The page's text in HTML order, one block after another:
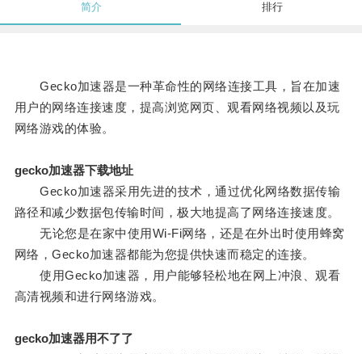
简介 排行
Gecko加速器是一种革命性的网络连接工具，旨在加速
用户的网络连接速度，提高浏览网页、观看网络视频以及玩
网络游戏的体验。
gecko加速器下载地址
Gecko加速器采用先进的技术，通过优化网络数据传输
路径和减少数据包传输时间，极大地提高了网络连接速度。
无论您是在家中使用Wi-Fi网络，还是在外出时使用蜂窝
网络，Gecko加速器都能为您提供快速而稳定的连接。
使用Gecko加速器，用户能够轻松地在网上冲浪、观看
高清视频和进行网络游戏。
gecko加速器用不了了